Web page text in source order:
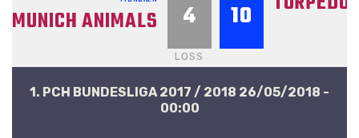
MUNICH ANIMALS 4
LOSS
10
1. PCH BUNDESLIGA 2017 / 2018 26/05/2018 -
00:00